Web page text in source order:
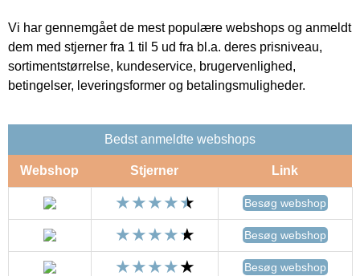
Vi har gennemgået de mest populære webshops og anmeldt
dem med stjerner fra 1 til 5 ud fra bl.a. deres prisniveau,
sortimentstørrelse, kundeservice, brugervenlighed,
betingelser, leveringsformer og betalingsmuligheder.
Bedst anmeldte webshops
Webshop Stjerner Link
Besøg webshop
Besøg webshop
Besøg webshop